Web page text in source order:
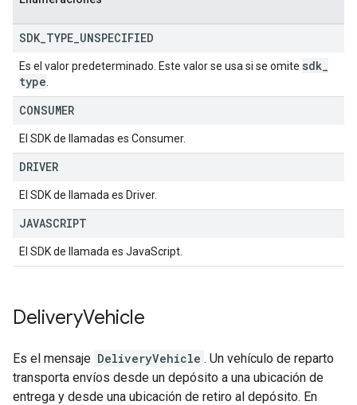
SDK TYPE UNSPECIFIED
Es el valor predeterminado. Este valor se usa si se omite sdk
type
CONSUMER
El SDK de llamadas es Consumer.
DRIVER
El SDK de llamada es Driver.
JAVASCRIPT
El SDK de llamada es JavaScript.
DeliveryVehicle
Es el mensaje DeliveryVehicle . Un vehículo de reparto
transporta envíos desde un depósito a una ubicación de
entrega y desde una ubicación de retiro al depósito. En